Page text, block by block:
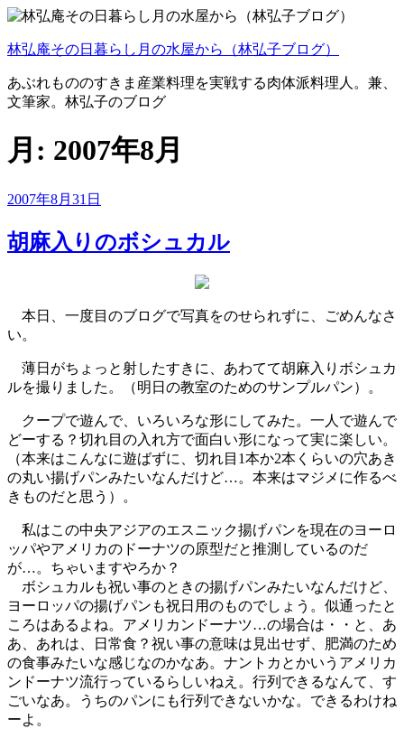
コ
テ
ツ
へ
キ
ッ
林弘庵その日暮らし月の水屋から（林弘子ブログ）
あぶれもののすきま産業料理を実戦する肉体派料理人。兼、
文筆家。林弘子のブログ
月: 2007年8月
投
日:
2007年8月31日
胡麻入りのボシュカル
本日、一度目のブログで写真をのせられずに、ごめんなさ
い。
薄日がちょっと射したすきに、あわてて胡麻入りボシュカ
ルを撮りました。（明日の教室のためのサンプルパン）。
クープで遊んで、いろいろな形にしてみた。一人で遊んで
どーする？切れ目の入れ方で面白い形になって実に楽しい。
（本来はこんなに遊ばずに、切れ目1本か2本くらいの穴あき
の丸い揚げパンみたいなんだけど…。本来はマジメに作るべ
きものだと思う）。
私はこの中央アジアのエスニック揚げパンを現在のヨーロ
ッパやアメリカのドーナツの原型だと推測しているのだ
が…。ちゃいますやろか？
ボシュカルも祝い事のときの揚げパンみたいなんだけど、
ヨーロッパの揚げパンも祝日用のものでしょう。似通ったと
ころはあるよね。アメリカンドーナツ…の場合は・・と、あ
あ、あれは、日常食？祝い事の意味は見出せず、肥満のため
の食事みたいな感じなのかなあ。ナントカとかいうアメリカ
ンドーナツ流行っているらしいねえ。行列できるなんて、す
ごいなあ。うちのパンにも行列できないかな。できるわけね
ーよ。